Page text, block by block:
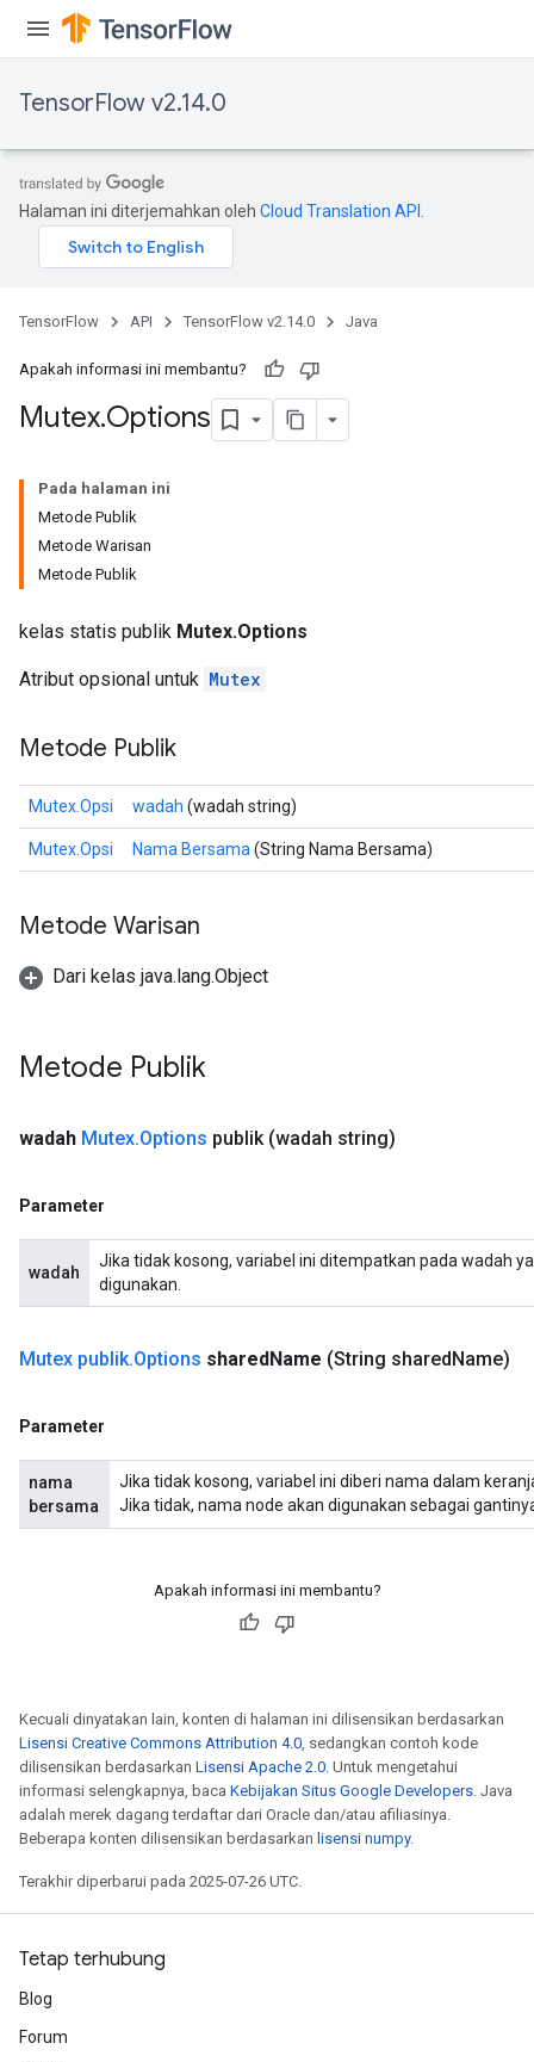
TensorFlow v2.14.0
Halaman ini diterjemahkan oleh Cloud Translation API
TensorFlow API TensorFlow v2.14.0 Java
Apakah informasi ini membantu?
Mutex.Options
Pada halaman ini
Metode Publik
Metode Warisan
Metode Publik
kelas statis publik Mutex.Options
Atribut opsional untuk Mutex
Metode Publik
Mutex.Opsi wadah (wadah string)
Mutex.Opsi Nama Bersama (String Nama Bersama)
Metode Warisan
Dari kelas java.lang.Object
Metode Publik
wadah Mutex.Options publik (wadah string)
Parameter
wadah
Jika tidak kosong, variabel ini ditempatkan pada wadah
digunakan.
Mutex publik.Options sharedName (String sharedName)
Parameter
nama
bersama
Jika tidak kosong, variabel ini diberi nama dalam
Jika tidak, nama node akan digunakan sebagai
Apakah informasi ini membantu?
Kecuali dinyatakan lain, konten di halaman ini dilisensikan berdasarkan
Lisensi Creative Commons Attribution 4.0, sedangkan contoh kode
dilisensikan berdasarkan Lisensi Apache 2.0. Untuk mengetahui
informasi selengkapnya, baca Kebijakan Situs Google Developers. Java
adalah merek dagang terdaftar dari Oracle dan/atau afiliasinya.
Beberapa konten dilisensikan berdasarkan lisensi numpy.
Terakhir diperbarui pada 2025-07-26 UTC.
Tetap terhubung
Blog
Forum